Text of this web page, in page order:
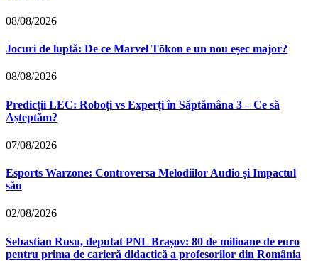
08/08/2026
Jocuri de luptă: De ce Marvel Tōkon e un nou eșec major?
08/08/2026
Predicții LEC: Roboți vs Experți în Săptămâna 3 – Ce să
Așteptăm?
07/08/2026
Esports Warzone: Controversa Melodiilor Audio și Impactul
său
02/08/2026
Sebastian Rusu, deputat PNL Brașov: 80 de milioane de euro
pentru prima de carieră didactică a profesorilor din România